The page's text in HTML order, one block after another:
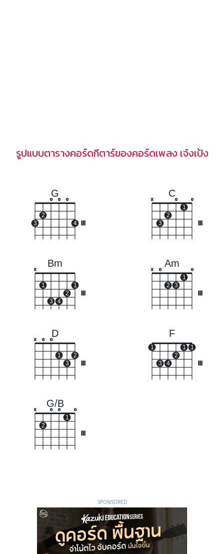
รูปแบบตารางคอร์ดกีตาร์ของคอร์ดเพลง เจ๋งเป้ง
G
3
2
o o o
4
C
x
3
2
o
1
o
Bm
x
1
3 4
2
1
Am
x o
2 3
1
o
D
x o o
1
3
2
F
1
3 4
2
1 1
G/B
x
2
o o
1
o
SPONSORED